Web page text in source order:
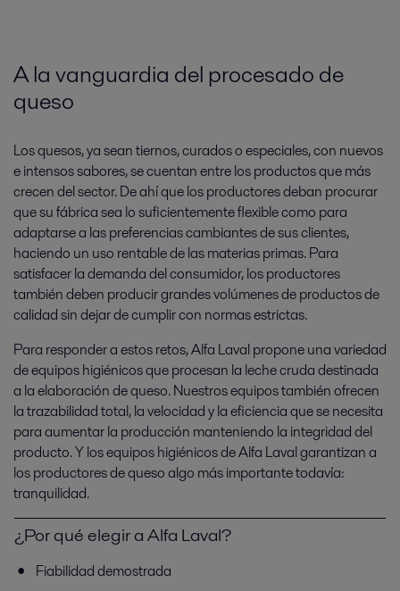
A la vanguardia del procesado de
queso
Los quesos, ya sean tiernos, curados o especiales, con nuevos
e intensos sabores, se cuentan entre los productos que más
crecen del sector. De ahí que los productores deban procurar
que su fábrica sea lo suficientemente flexible como para
adaptarse a las preferencias cambiantes de sus clientes,
haciendo un uso rentable de las materias primas. Para
satisfacer la demanda del consumidor, los productores
también deben producir grandes volúmenes de productos de
calidad sin dejar de cumplir con normas estrictas.
Para responder a estos retos, Alfa Laval propone una variedad
de equipos higiénicos que procesan la leche cruda destinada
a la elaboración de queso. Nuestros equipos también ofrecen
la trazabilidad total, la velocidad y la eficiencia que se necesita
para aumentar la producción manteniendo la integridad del
producto. Y los equipos higiénicos de Alfa Laval garantizan a
los productores de queso algo más importante todavía:
tranquilidad.
¿Por qué elegir a Alfa Laval?
Fiabilidad demostrada